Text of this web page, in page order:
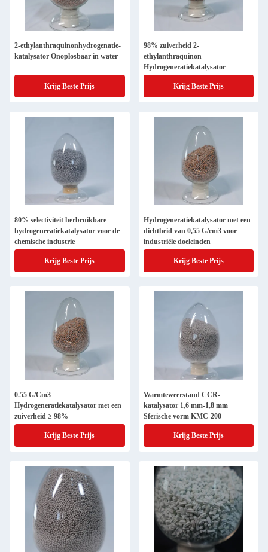
2-ethylanthraquinonhydrogenatie-
katalysator Onoplosbaar in water
Krijg Beste Prijs
98% zuiverheid 2-
ethylanthraquinon
Hydrogeneratiekatalysator
Krijg Beste Prijs
80% selectiviteit herbruikbare
hydrogeneratiekatalysator voor de
chemische industrie
Krijg Beste Prijs
Hydrogeneratiekatalysator met een
dichtheid van 0,55 G/cm3 voor
industriële doeleinden
Krijg Beste Prijs
0.55 G/Cm3
Hydrogeneratiekatalysator met een
zuiverheid ≥ 98%
Krijg Beste Prijs
Warmteweerstand CCR-
katalysator 1,6 mm-1,8 mm
Sferische vorm KMC-200
Krijg Beste Prijs